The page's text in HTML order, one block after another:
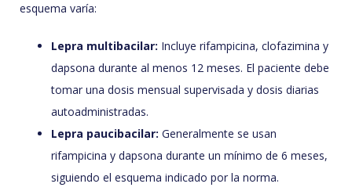
esquema varía:
Lepra multibacilar: Incluye rifampicina, clofazimina y
dapsona durante al menos 12 meses. El paciente debe
tomar una dosis mensual supervisada y dosis diarias
autoadministradas.
Lepra paucibacilar: Generalmente se usan
rifampicina y dapsona durante un mínimo de 6 meses,
siguiendo el esquema indicado por la norma.